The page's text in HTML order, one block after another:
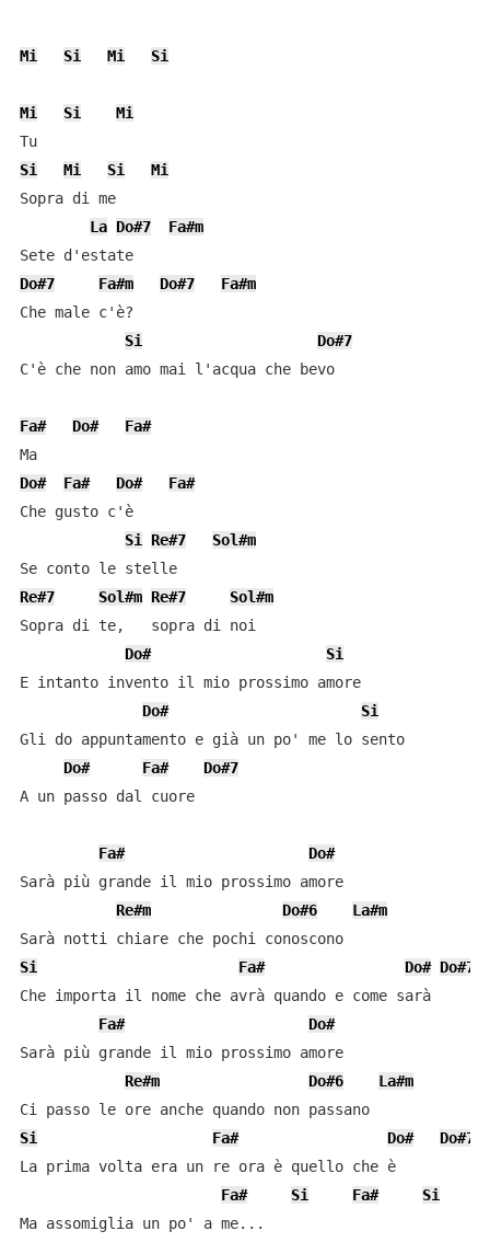
Mi Si Mi Si
Mi Si
Mi
Tu
Si
Mi Si
Mi
Sopra di me
La Do#7
Fa#m
Sete d'estate
Do#7
Fa#m Do#7
Fa#m
Che male c'è?
Si
Do#7
C'è che non amo mai l'acqua che bevo
Fa# Do#
Fa#
Ma
Do#
Fa# Do#
Fa#
Che gusto c'è
Si
Re#7
Sol#m
Se conto le stelle
Re#7
Sol#m Re#7
Sol#m
Sopra di te,   sopra di noi
Do#
Si
E intanto invento il mio prossimo amore
Do#
Si
Gli do appuntamento e già un po' me lo sento
Do#
Fa#
Do#7
A un passo dal cuore
Fa#
Do#
Sarà più grande il mio prossimo amore
Re#m
Do#6
La#m
Sarà notti chiare che pochi conoscono
Si
Fa# Do# Do#7
Che importa il nome che avrà quando e come sarà
Fa#
Do#
Sarà più grande il mio prossimo amore
Re#m
Do#6
La#m
Ci passo le ore anche quando non passano
Si
Fa# Do#
Do#7
La prima volta era un re ora è quello che è
Fa#
Si Fa#
Si
Ma assomiglia un po' a me...